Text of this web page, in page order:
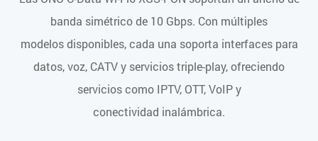
banda simétrico de 10 Gbps. Con múltiples
modelos disponibles, cada una soporta interfaces para
datos, voz, CATV y servicios triple-play, ofreciendo
servicios como IPTV, OTT, VoIP y
conectividad inalámbrica.